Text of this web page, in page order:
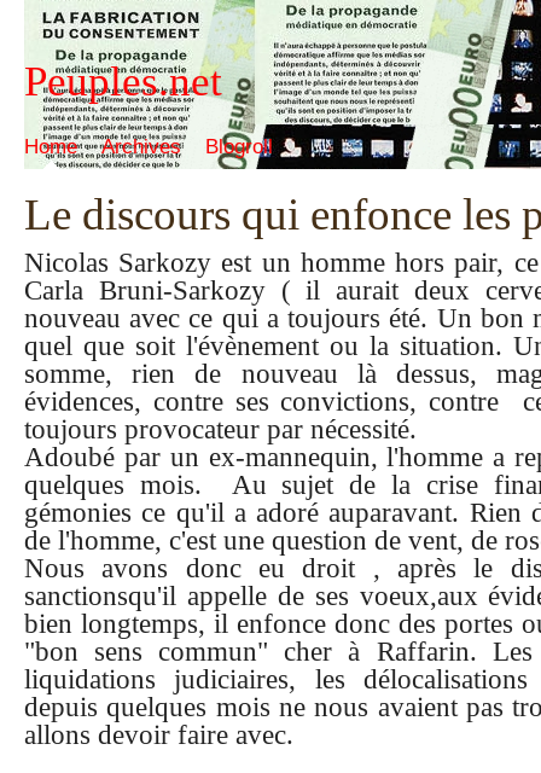
Peuples.net
Home Archives Blogroll
Le discours qui enfonce les
Nicolas Sarkozy est un homme hors pair,
Carla Bruni-Sarkozy ( il aurait deux
nouveau avec ce qui a toujours été. Un bon
quel que soit l'évènement ou la situation.
somme, rien de nouveau là dessus,
évidences, contre ses convictions, contre
toujours provocateur par nécessité.
Adoubé par un ex-mannequin, l'homme a
quelques mois. Au sujet de la crise
gémonies ce qu'il a adoré auparavant. Rien
de l'homme, c'est une question de vent, de
Nous avons donc eu droit , après le
sanctionsqu'il appelle de ses voeux,aux
bien longtemps, il enfonce donc des portes
"bon sens commun" cher à Raffarin. Les
liquidations judiciaires, les
depuis quelques mois ne nous avaient pas
allons devoir faire avec.